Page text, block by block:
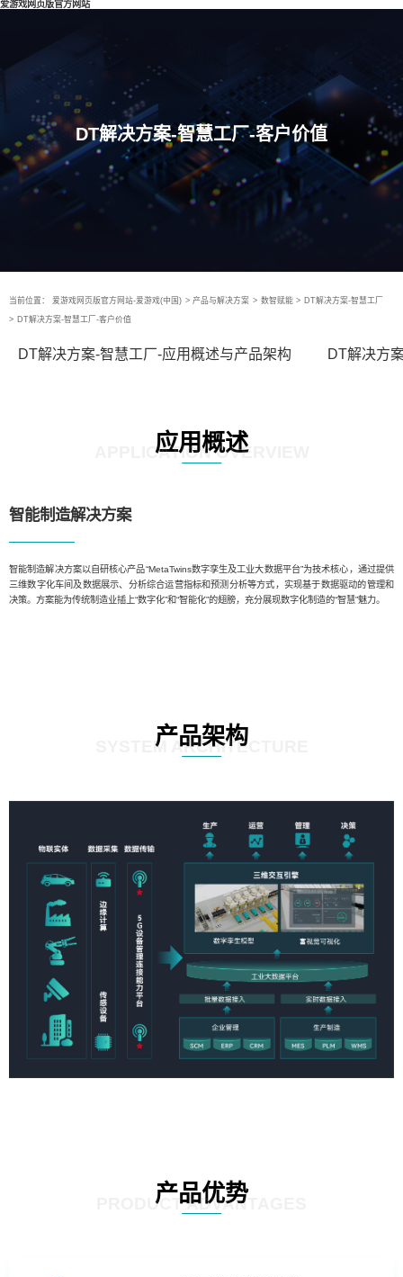
爱游戏网页版官方网站
DT解决方案-智慧工厂-客户价值
当前位置： 爱游戏网页版官方网站-爱游戏(中国) > 产品与解决方案 > 数智赋能 > DT解决方案-智慧工厂
> DT解决方案-智慧工厂-客户价值
DT解决方案-智慧工厂-应用概述与产品架构 DT解决方
应用概述
APPLICATION OVERVIEW
智能制造解决方案
智能制造解决方案以自研核心产品“MetaTwins数字孪生及工业大数据平台”为技术核心，通过提供
三维数字化车间及数据展示、分析综合运营指标和预测分析等方式，实现基于数据驱动的管理和
决策。方案能为传统制造业插上“数字化”和“智能化”的翅膀，充分展现数字化制造的“智慧”魅力。
产品架构
SYSTEM ARCHITECTURE
产品优势
PRODUCT ADVANTAGES